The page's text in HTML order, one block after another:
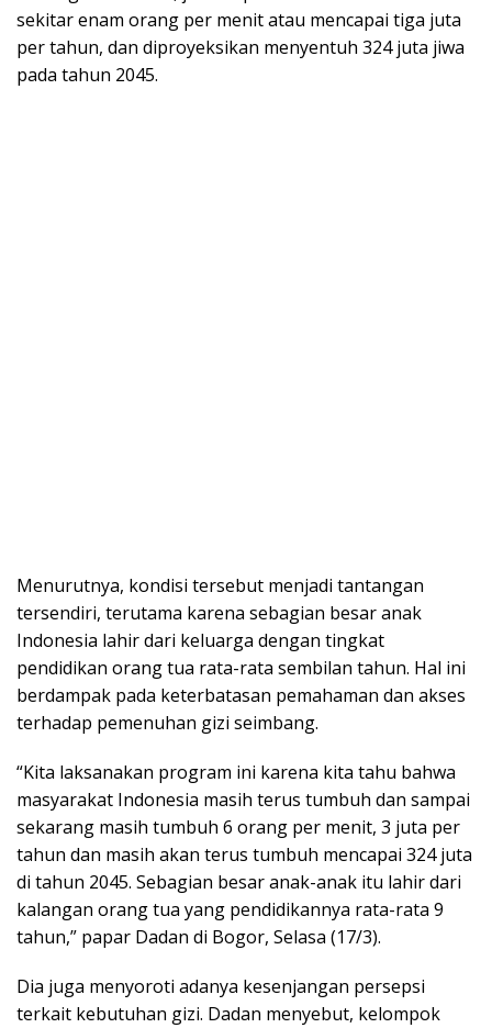
sekitar enam orang per menit atau mencapai tiga juta
per tahun, dan diproyeksikan menyentuh 324 juta jiwa
pada tahun 2045.
Menurutnya, kondisi tersebut menjadi tantangan
tersendiri, terutama karena sebagian besar anak
Indonesia lahir dari keluarga dengan tingkat
pendidikan orang tua rata-rata sembilan tahun. Hal ini
berdampak pada keterbatasan pemahaman dan akses
terhadap pemenuhan gizi seimbang.
“Kita laksanakan program ini karena kita tahu bahwa
masyarakat Indonesia masih terus tumbuh dan sampai
sekarang masih tumbuh 6 orang per menit, 3 juta per
tahun dan masih akan terus tumbuh mencapai 324 juta
di tahun 2045. Sebagian besar anak-anak itu lahir dari
kalangan orang tua yang pendidikannya rata-rata 9
tahun,” papar Dadan di Bogor, Selasa (17/3).
Dia juga menyoroti adanya kesenjangan persepsi
terkait kebutuhan gizi. Dadan menyebut, kelompok